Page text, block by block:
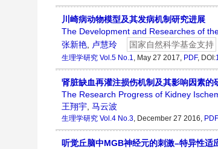
川崎病动物模型及其发病机制研究进展
The Development and Researches of
张新艳, 卢慧玲 国家自然科学基金支持
生理学研究 Vol.5 No.1, May 27 2017, PDF, DOI:
肾脏缺血再灌注损伤机制及其影响因素的
The Research Progress of Kidney
王翔宇, 马云波
生理学研究 Vol.4 No.3, December 27 2016, PDF
听觉丘脑中MGB神经元的刺激–特异性适